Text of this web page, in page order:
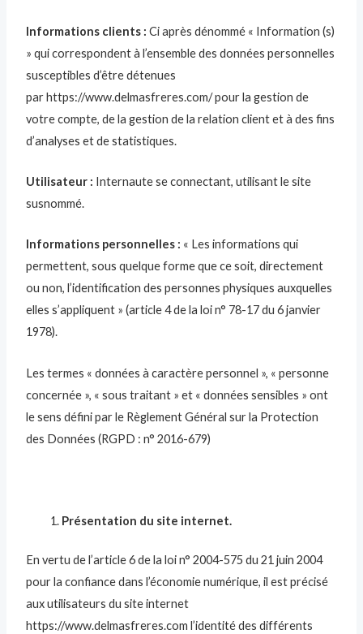
Informations clients : Ci après dénommé « Information (s)
» qui correspondent à l’ensemble des données personnelles
susceptibles d’être détenues
par https://www.delmasfreres.com/ pour la gestion de
votre compte, de la gestion de la relation client et à des fins
d’analyses et de statistiques.
Utilisateur : Internaute se connectant, utilisant le site
susnommé.
Informations personnelles : « Les informations qui
permettent, sous quelque forme que ce soit, directement
ou non, l’identification des personnes physiques auxquelles
elles s’appliquent » (article 4 de la loi n° 78-17 du 6 janvier
1978).
Les termes « données à caractère personnel », « personne
concernée », « sous traitant » et « données sensibles » ont
le sens défini par le Règlement Général sur la Protection
des Données (RGPD : n° 2016-679)
Présentation du site internet.
En vertu de l’article 6 de la loi n° 2004-575 du 21 juin 2004
pour la confiance dans l’économie numérique, il est précisé
aux utilisateurs du site internet
https://www.delmasfreres.com l’identité des différents